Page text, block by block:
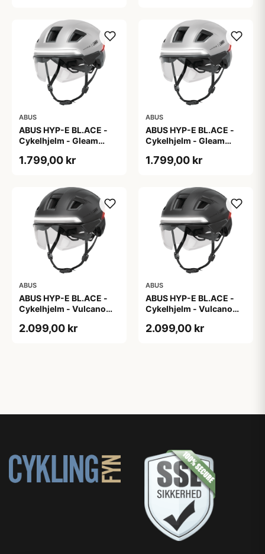
ABUS
ABUS HYP-E BL.ACE -
Cykelhjelm - Gleam
1.799,00 kr
ABUS
ABUS HYP-E BL.ACE -
Cykelhjelm - Gleam
1.799,00 kr
ABUS
ABUS HYP-E BL.ACE -
Cykelhjelm - Vulcano
2.099,00 kr
ABUS
ABUS HYP-E BL.ACE -
Cykelhjelm - Vulcano
2.099,00 kr